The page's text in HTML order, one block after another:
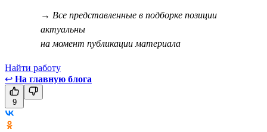
→ Все представленные в подборке позиции
актуальны
на момент публикации материала
Найти работу
↩ На главную блога
9